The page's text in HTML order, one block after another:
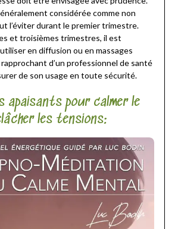
considérée comme non
l’éviter durant le premier trimestre.
et troisièmes trimestres, il est
en diffusion ou en massages
d’un professionnel de santé
de son usage en toute sécurité.
apaisants pour calmer le
les tensions: